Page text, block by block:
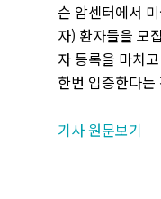
슨 암센터에서
자) 환자들을 모
자 등록을 마치
한번 입증한다는
기사 원문보기